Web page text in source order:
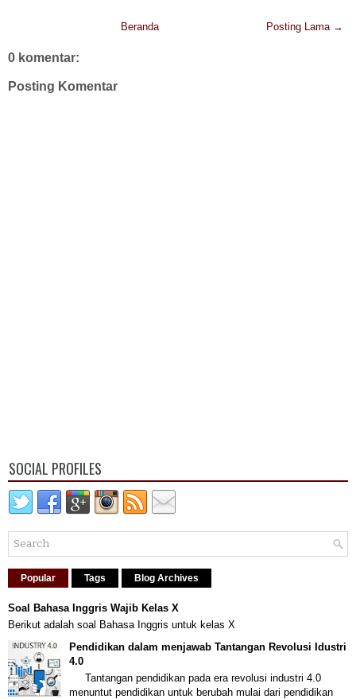
Posting Lama →
Beranda
0 komentar:
Posting Komentar
SOCIAL PROFILES
Popular Tags Blog Archives
Soal Bahasa Inggris Wajib Kelas X
Berikut adalah soal Bahasa Inggris untuk kelas X
Pendidikan dalam menjawab Tantangan Revolusi Idustri
4.0
Tantangan pendidikan pada era revolusi industri 4.0
menuntut pendidikan untuk berubah mulai dari pendidikan